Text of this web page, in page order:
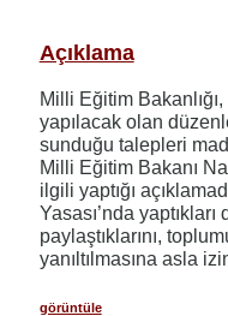
Açıklama
Milli Eğitim
yapılacak olan
sunduğu talepleri
Milli Eğitim Bakanı
ilgili yaptığı
Yasası’nda
paylaştıklarını,
yanıltılmasına asla
görüntüle